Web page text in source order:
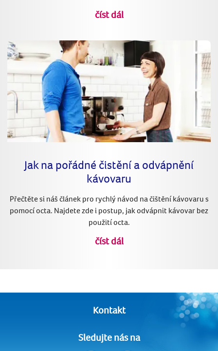
číst dál
Jak na pořádné čistění a odvápnění
kávovaru
Přečtěte si náš článek pro rychlý návod na čištění kávovaru s
pomocí octa. Najdete zde i postup, jak odvápnit kávovar bez
použití octa.
číst dál
Kontakt
Sledujte nás na